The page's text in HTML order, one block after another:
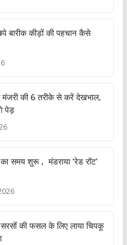
बारीक कीड़ों की पहचान कैसे
की 6 तरीके से करें देखभाल,
पेड़
समय शुरू , मंडराया ‘रेड रॉट’
की फसल के लिए लाया चिपकू